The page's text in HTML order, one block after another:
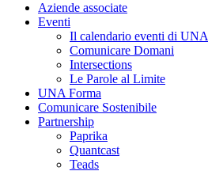
Aziende associate
Eventi
Il calendario eventi di UNA
Comunicare Domani
Intersections
Le Parole al Limite
UNA Forma
Comunicare Sostenibile
Partnership
Paprika
Quantcast
Teads